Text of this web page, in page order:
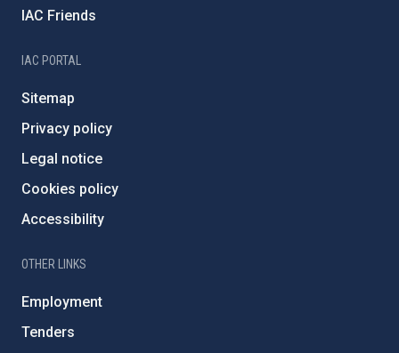
IAC Friends
IAC PORTAL
Sitemap
Privacy policy
Legal notice
Cookies policy
Accessibility
OTHER LINKS
Employment
Tenders